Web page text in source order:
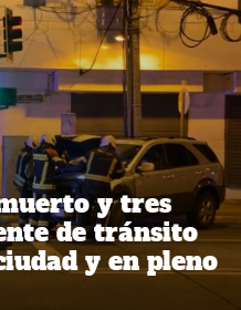
y tres
de tránsito
y en pleno